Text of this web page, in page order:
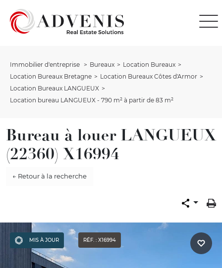
Immobilier d'entreprise Bureaux
Location Bureaux
Location Bureaux Bretagne
Location Bureaux Côtes d'Armor
Location Bureaux LANGUEUX
Location bureau LANGUEUX - 790 m² à partir de 83 m²
Bureau à louer LANGUEUX
(22360) X16994
← Retour à la recherche
MIS À JOUR RÉF. : X16994